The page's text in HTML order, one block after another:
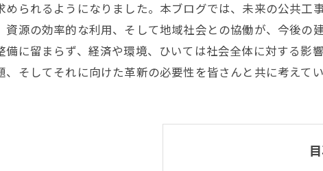
められるようになりました。本ブログでは、未来の公共
資源の効率的な利用、そして地域社会との協働が、今後
備に留まらず、経済や環境、ひいては社会全体に対する
、そしてそれに向けた革新の必要性を皆さんと共に考えてい